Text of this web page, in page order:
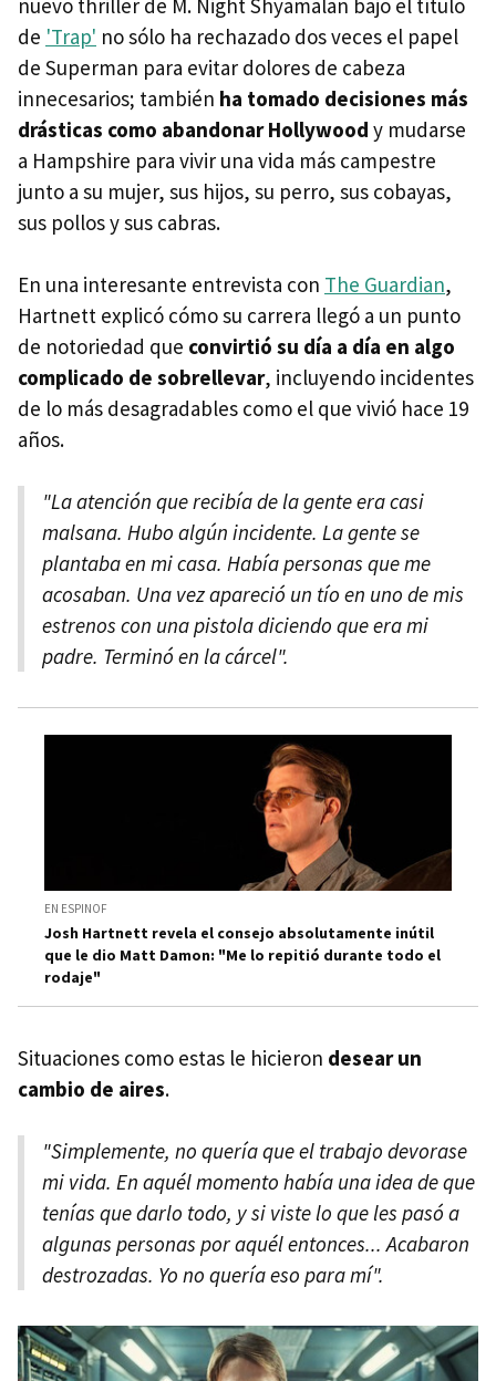
nuevo thriller de M. Night Shyamalan bajo el título
de 'Trap' no sólo ha rechazado dos veces el papel
de Superman para evitar dolores de cabeza
innecesarios; también ha tomado decisiones más
drásticas como abandonar Hollywood y mudarse
a Hampshire para vivir una vida más campestre
junto a su mujer, sus hijos, su perro, sus cobayas,
sus pollos y sus cabras.
En una interesante entrevista con The Guardian,
Hartnett explicó cómo su carrera llegó a un punto
de notoriedad que convirtió su día a día en algo
complicado de sobrellevar, incluyendo incidentes
de lo más desagradables como el que vivió hace 19
años.
"La atención que recibía de la gente era casi
malsana. Hubo algún incidente. La gente se
plantaba en mi casa. Había personas que me
acosaban. Una vez apareció un tío en uno de mis
estrenos con una pistola diciendo que era mi
padre. Terminó en la cárcel".
EN ESPINOF
Josh Hartnett revela el consejo absolutamente inútil
que le dio Matt Damon: "Me lo repitió durante todo el
rodaje"
Situaciones como estas le hicieron desear un
cambio de aires.
"Simplemente, no quería que el trabajo devorase
mi vida. En aquél momento había una idea de que
tenías que darlo todo, y si viste lo que les pasó a
algunas personas por aquél entonces... Acabaron
destrozadas. Yo no quería eso para mí".